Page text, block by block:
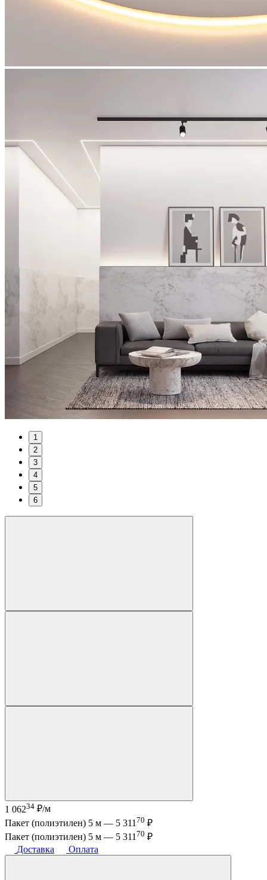
1
2
3
4
5
6
1 06234 ₽/м
Пакет (полиэтилен) 5 м — 5 311 70 ₽
Пакет (полиэтилен) 5 м — 5 311 70 ₽
Доставка
Оплата